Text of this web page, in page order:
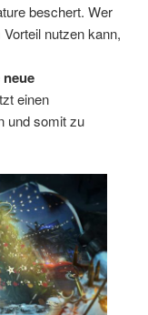
beschert. Wer
nutzen kann,
neue
einen
und somit zu